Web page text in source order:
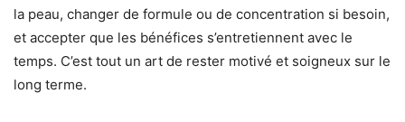
la peau, changer de formule ou de concentration si besoin,
et accepter que les bénéfices s’entretiennent avec le
temps. C’est tout un art de rester motivé et soigneux sur le
long terme.